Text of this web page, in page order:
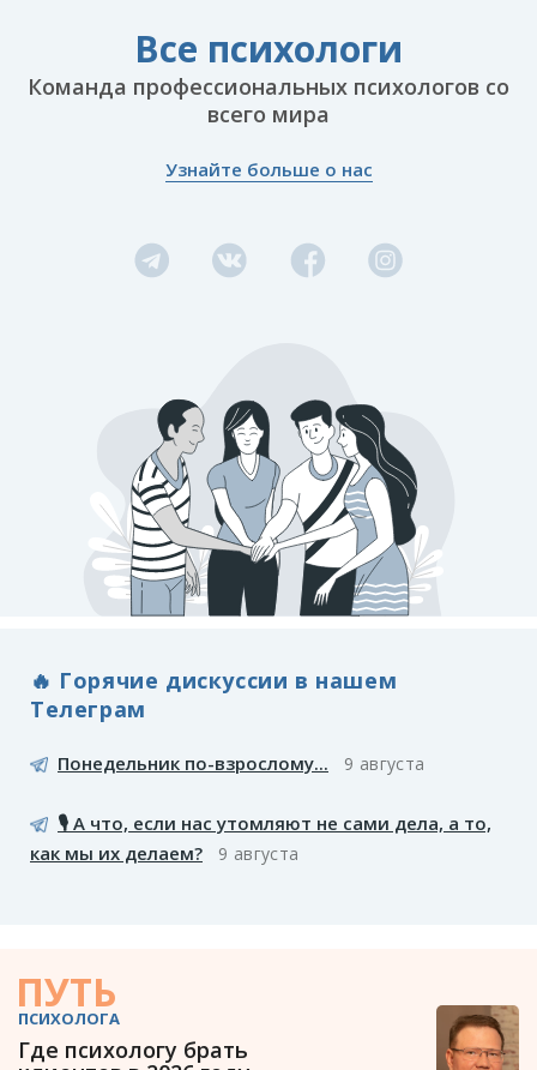
Все психологи
Команда профессиональных психологов со
всего мира
Узнайте больше о нас
🔥 Горячие дискуссии в нашем
Телеграм
Понедельник по-взрослому... 9 августа
🎙️ А что, если нас утомляют не сами дела, а то,
как мы их делаем?
9 августа
ПУТЬ
ПСИХОЛОГА
Где психологу брать